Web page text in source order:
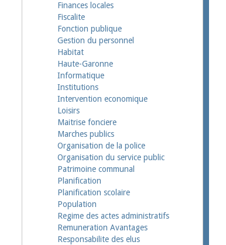
Finances locales
Fiscalite
Fonction publique
Gestion du personnel
Habitat
Haute-Garonne
Informatique
Institutions
Intervention economique
Loisirs
Maitrise fonciere
Marches publics
Organisation de la police
Organisation du service public
Patrimoine communal
Planification
Planification scolaire
Population
Regime des actes administratifs
Remuneration Avantages
Responsabilite des elus